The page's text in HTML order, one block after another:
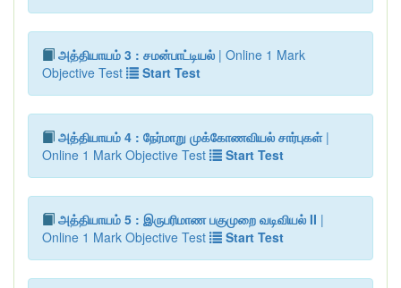
அத்தியாயம் 3 : சமன்பாட்டியல் | Online 1 Mark
Objective Test
Start Test
அத்தியாயம் 4 : நேர்மாறு முக்கோணவியல் சார்புகள்|
Online 1 Mark Objective Test
Start Test
அத்தியாயம் 5 : இருபரிமாண பகுமுறை வடிவியல் II |
Online 1 Mark Objective Test
Start Test